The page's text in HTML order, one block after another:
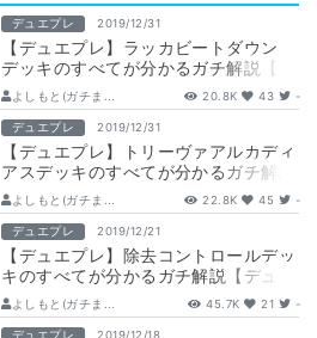
デュエプレ 2019/12/31
【デュエプレ】ラッカビートダウン
デッキのすべてが分かるガチ解説【デ
ュエマプレイス】
よしもと(ガチま... 20.8K 43 -
デュエプレ 2019/12/31
【デュエプレ】トリーヴァアルカディ
アスデッキのすべてが分かるガチ解説
【デュエマプレイス】
よしもと(ガチま... 22.8K 45 -
デュエプレ 2019/12/21
【デュエプレ】除去コントロールデッ
キのすべてが分かるガチ解説【デュエ
ル・マスターズ プレイス】
よしもと(ガチま... 45.7K 21 -
デュエプレ 2019/12/18